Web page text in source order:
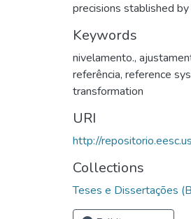
precisions stablished
Keywords
nivelamento.,
referência, reference
transformation
URI
http://
Collections
Teses e Dissertações